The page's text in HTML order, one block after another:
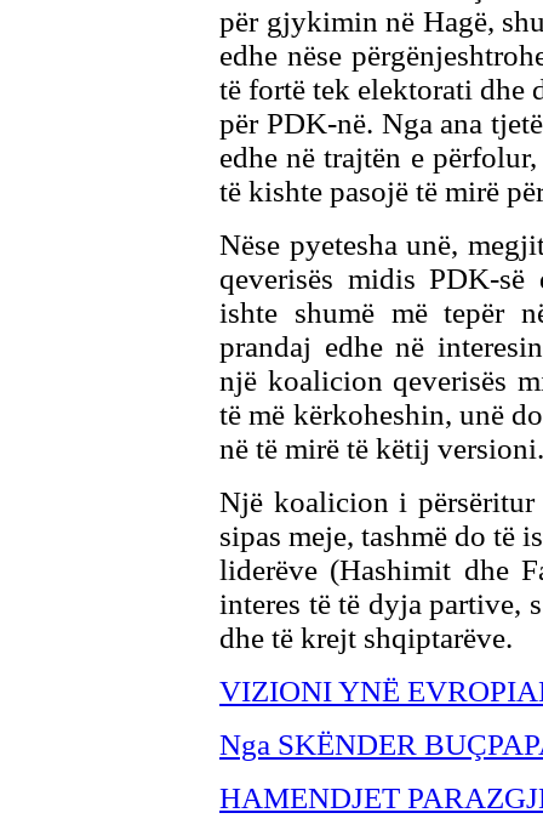
për gjykimin në Hagë,
edhe nëse
të fortë tek elektorati dhe
për PDK-në. Nga ana
edhe në trajtën e
të kishte pasojë të mirë
Nëse pyetesha unë,
qeverisës midis PDK-
ishte shumë më tepër
prandaj edhe në
një koalicion qeverisës
të më kërkoheshin, unë
në të mirë të këtij versioni.
Një koalicion i
sipas meje, tashmë do të
liderëve (Hashimit dhe
interes të të dyja partive,
dhe të krejt shqiptarëve.
VIZIONI YNË
Nga SKËNDER BU
HAMENDJET